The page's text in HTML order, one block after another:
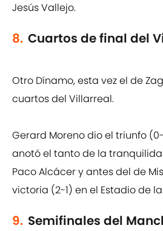
Jesús Vallejo.
8. Cuartos de final del
Otro Dínamo, esta vez el de
cuartos del Villarreal.
Gerard Moreno dio el triunfo
anotó el tanto de la
Paco Alcácer y antes del de
victoria (2-1) en el Estadio de
9. Semifinales del